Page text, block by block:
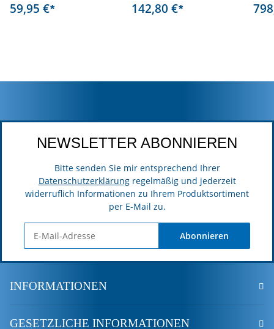
59,95 €* 142,80 €*
NEWSLETTER ABONNIEREN
Bitte senden Sie mir entsprechend Ihrer
Datenschutzerklärungregelmäßig und jederzeit
widerruflich Informationen zu Ihrem Produktsortiment
per E-Mail zu.
Abonnieren
INFORMATIONEN
GESETZLICHE INFORMATIONEN